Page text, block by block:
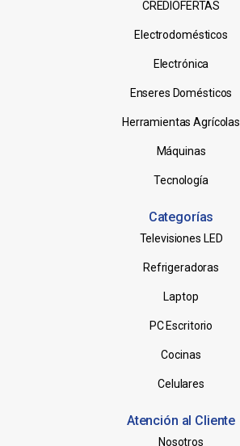
CREDIOFERTAS
Electrodomésticos
Electrónica
Enseres Domésticos
Herramientas Agrícolas
Máquinas
Tecnología
Categorías
Televisiones LED
Refrigeradoras
Laptop
PC Escritorio
Cocinas
Celulares
Atención al Cliente
Nosotros